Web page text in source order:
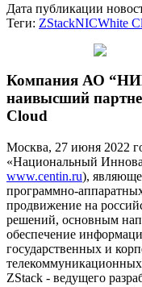
Дата публикации
Теги: ZStackNICWhite
Компания АО
наивысший
Cloud
Москва, 27 июня 2022
«Национальный
www.centin.ru),
программно-
продвижение на
решений, основным
обеспечение
государственных и
ZStack - ведущего